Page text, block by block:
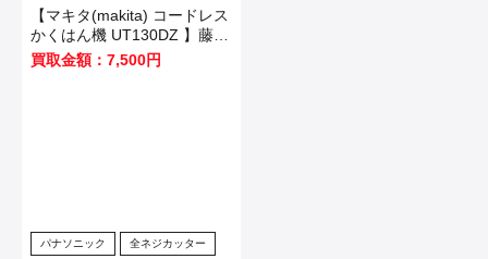
【マキタ(makita) コードレス
かくはん機 UT130DZ 】藤沢
市のお客様から買取させてい
ただきました！
買取金額：7,500円
パナソニック 全ネジカッター